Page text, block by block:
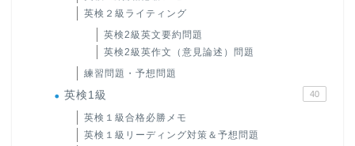
英検２級ライティング
英検2級英文要約問題
英検2級英作文（意見論述）問題
練習問題・予想問題
英検1級 40
英検１級合格必勝メモ
英検１級リーディング対策＆予想問題